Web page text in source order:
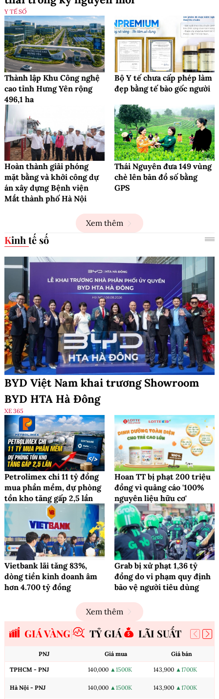
Y TẾ SỐ
Thành lập Khu Công nghệ
cao tỉnh Hưng Yên rộng
496,1 ha
Bộ Y tế chưa cấp phép làm
đẹp bằng tế bào gốc người
Hoàn thành giải phóng
mặt bằng và khởi công dự
án xây dựng Bệnh viện
Mắt thành phố Hà Nội
Thái Nguyên đưa 149 vùng
chè lên bản đồ số bằng
GPS
Xem thêm
Kinh tế số
BYD Việt Nam khai trương Showroom
BYD HTA Hà Đông
XE 365
Petrolimex chi 11 tỷ đồng
mua phần mềm, dự phòng
tồn kho tăng gấp 2,5 lần
Hoan TT bị phạt 200 triệu
đồng vì quảng cáo '100%
nguyên liệu hữu cơ'
Vietbank lãi tăng 83%,
dòng tiền kinh doanh âm
hơn 4.700 tỷ đồng
Grab bị xử phạt 1,36 tỷ
đồng do vi phạm quy định
bảo vệ người tiêu dùng
Xem thêm
GIÁ VÀNG TỶ GIÁ LÃI SUẤT
PNJ Giá mua Giá bán
TPHCM - PNJ 140,000 ▲1500K 143,900 ▲1700K
Hà Nội - PNJ 140,000 ▲1500K 143,900 ▲1700K